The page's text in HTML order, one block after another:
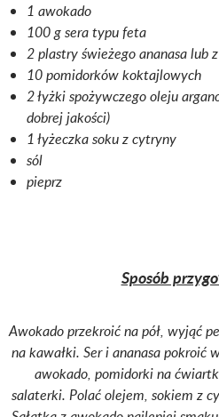
1 awokado
100 g sera typu feta
2 plastry świeżego ananasa lub
10 pomidorków koktajlowych
2 łyżki spożywczego oleju
dobrej jakości)
1 łyżeczka soku z cytryny
sól
pieprz
Sposób
Awokado przekroić na pół, wyjąć
na kawałki. Ser i ananasa pokroić
awokado, pomidorki na
salaterki. Polać olejem, sokiem z